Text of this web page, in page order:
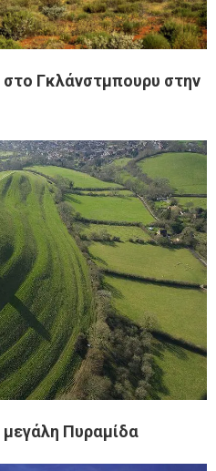
στο Γκλάνστμπουρυ στην
μεγάλη Πυραμίδα